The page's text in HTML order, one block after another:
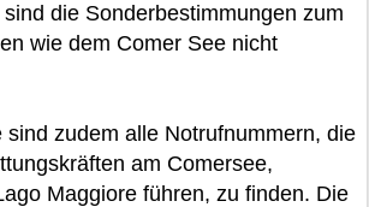
die Sonderbestimmungen zum
wie dem Comer See nicht
sind zudem alle Notrufnummern, die
am Comersee,
Maggiore führen, zu finden. Die